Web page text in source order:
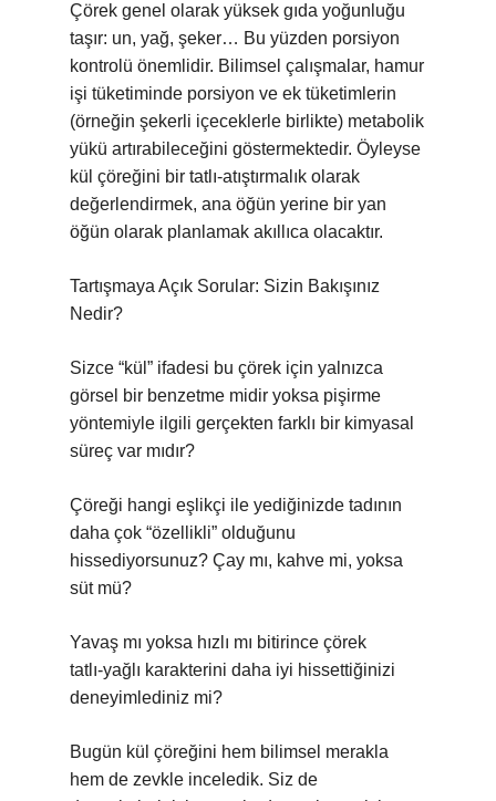
Çörek genel olarak yüksek gıda yoğunluğu
taşır: un, yağ, şeker… Bu yüzden porsiyon
kontrolü önemlidir. Bilimsel çalışmalar, hamur
işi tüketiminde porsiyon ve ek tüketimlerin
(örneğin şekerli içeceklerle birlikte) metabolik
yükü artırabileceğini göstermektedir. Öyleyse
kül çöreğini bir tatlı‑atıştırmalık olarak
değerlendirmek, ana öğün yerine bir yan
öğün olarak planlamak akıllıca olacaktır.
Tartışmaya Açık Sorular: Sizin Bakışınız
Nedir?
Sizce “kül” ifadesi bu çörek için yalnızca
görsel bir benzetme midir yoksa pişirme
yöntemiyle ilgili gerçekten farklı bir kimyasal
süreç var mıdır?
Çöreği hangi eşlikçi ile yediğinizde tadının
daha çok “özellikli” olduğunu
hissediyorsunuz? Çay mı, kahve mi, yoksa
süt mü?
Yavaş mı yoksa hızlı mı bitirince çörek
tatlı‑yağlı karakterini daha iyi hissettiğinizi
deneyimlediniz mi?
Bugün kül çöreğini hem bilimsel merakla
hem de zevkle inceledik. Siz de